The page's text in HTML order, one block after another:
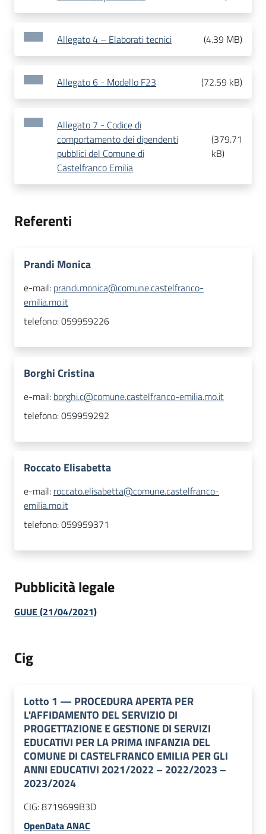
Allegato 4 – Elaborati tecnici (4.39 MB)
Allegato 6 - Modello F23 (72.59 kB)
Allegato 7 - Codice di
comportamento dei dipendenti
pubblici del Comune di
Castelfranco Emilia
(379.71
kB)
Referenti
Prandi Monica
e-mail: prandi.monica@comune.castelfranco-
emilia.mo.it
telefono:059959226
Borghi Cristina
e-mail: borghi.c@comune.castelfranco-emilia.mo.it
telefono:059959292
Roccato Elisabetta
e-mail: roccato.elisabetta@comune.castelfranco-
emilia.mo.it
telefono:059959371
Pubblicità legale
GUUE (21/04/2021)
Cig
Lotto 1 — PROCEDURA APERTA PER
L'AFFIDAMENTO DEL SERVIZIO DI
PROGETTAZIONE E GESTIONE DI SERVIZI
EDUCATIVI PER LA PRIMA INFANZIA DEL
COMUNE DI CASTELFRANCO EMILIA PER GLI
ANNI EDUCATIVI 2021/2022 – 2022/2023 –
2023/2024
CIG:8719699B3D
OpenData ANAC